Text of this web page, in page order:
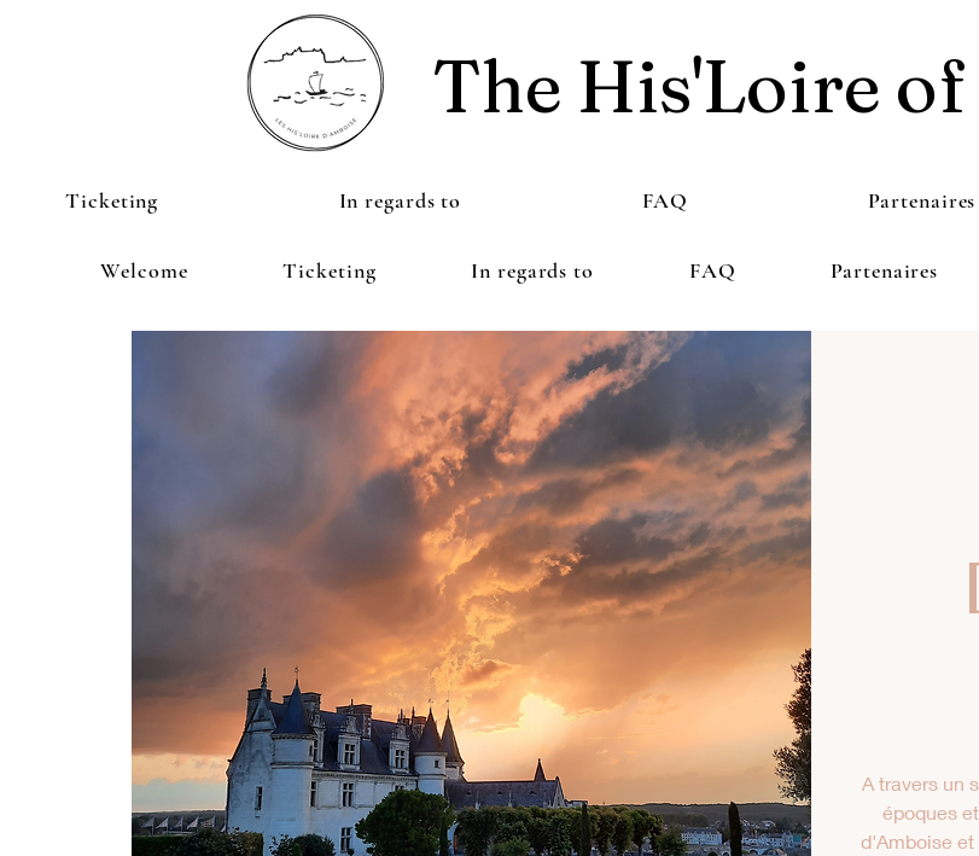
The His'Loire
Ticketing In regards to FAQ Partenaires
Welcome Ticketing In regards to FAQ Partenaires
A travers un
époques
d'Amboise